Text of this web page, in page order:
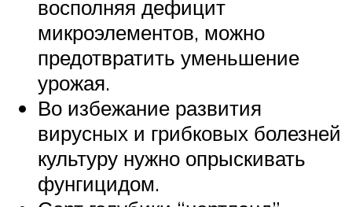
восполняя дефицит
микроэлементов, можно
предотвратить уменьшение
урожая.
Во избежание развития
вирусных и грибковых болезней
культуру нужно опрыскивать
фунгицидом.